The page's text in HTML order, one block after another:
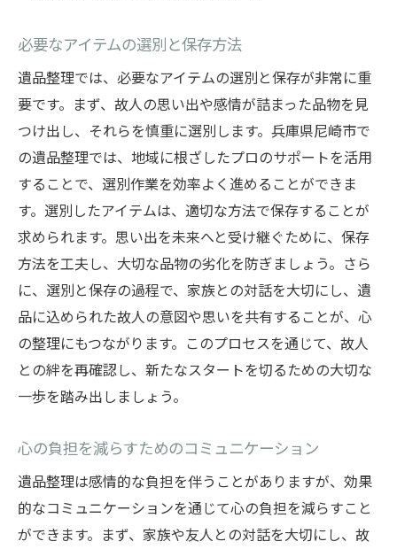
必要なアイテムの選別と保存方法
遺品整理では、必要なアイテムの選別と保存が非常に重
要です。まず、故人の思い出や感情が詰まった品物を見
つけ出し、それらを慎重に選別します。兵庫県尼崎市で
の遺品整理では、地域に根ざしたプロのサポートを活用
することで、選別作業を効率よく進めることができま
す。選別したアイテムは、適切な方法で保存することが
求められます。思い出を未来へと受け継ぐために、保存
方法を工夫し、大切な品物の劣化を防ぎましょう。さら
に、選別と保存の過程で、家族との対話を大切にし、遺
品に込められた故人の意図や思いを共有することが、心
の整理にもつながります。このプロセスを通じて、故人
との絆を再確認し、新たなスタートを切るための大切な
一歩を踏み出しましょう。
心の負担を減らすためのコミュニケーション
遺品整理は感情的な負担を伴うことがありますが、効果
的なコミュニケーションを通じて心の負担を減らすこと
ができます。まず、家族や友人との対話を大切にし、故